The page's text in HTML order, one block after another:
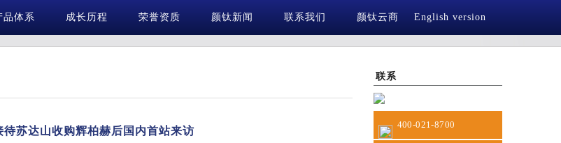
品体系 成长历程 荣誉资质 颜钛新闻 联系我们 颜钛云商 English version
待苏达山收购辉柏赫后国内首站来访
联系
400-021-8700